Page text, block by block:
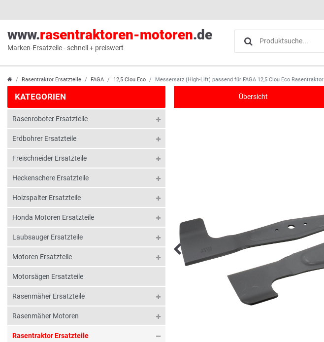
www.rasentraktoren-motoren.de
Marken-Ersatzeile - schnell + preiswert
Rasentraktor Ersatzteile FAGA 12,5 Clou Eco Messersatz (High-Lift) passend für FAGA 12,5 Clou Eco Rasentraktor
KATEGORIEN
Rasenroboter Ersatzteile
Erdbohrer Ersatzteile
Freischneider Ersatzteile
Heckenschere Ersatzteile
Holzspalter Ersatzteile
Honda Motoren Ersatzteile
Laubsauger Ersatzteile
Motoren Ersatzteile
Motorsägen Ersatzteile
Rasenmäher Ersatzteile
Rasenmäher Motoren
Rasentraktor Ersatzteile
Übersicht